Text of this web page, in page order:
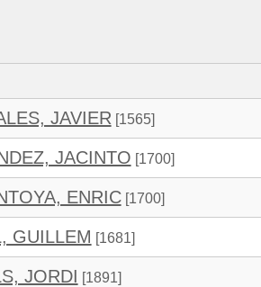
JAVIER [1565]
JACINTO [1700]
ENRIC[1700]
GUILLEM [1681]
JORDI [1891]